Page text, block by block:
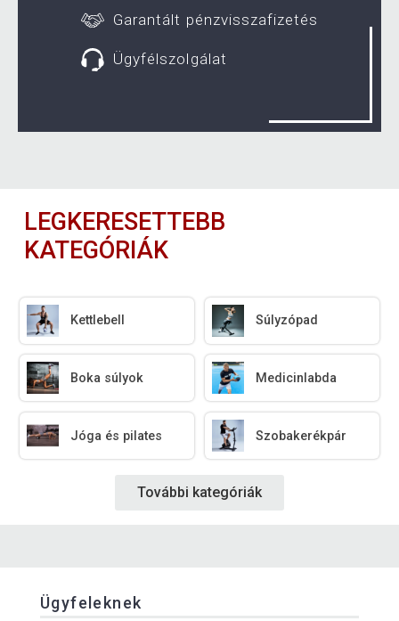
Garantált pénzvisszafizetés
Ügyfélszolgálat
LEGKERESETTEBB
KATEGÓRIÁK
Kettlebell Súlyzópad
Boka súlyok Medicinlabda
Jóga és pilates Szobakerékpár
További kategóriák
Ügyfeleknek